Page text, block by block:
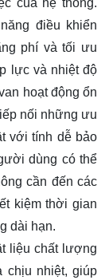
của hệ thống.
điều khiển
phí và tối ưu
lực và nhiệt độ
hoạt động ổn
nối những ưu
với tính dễ bảo
dùng có thể
cần đến các
kiệm thời gian
dài hạn.
liệu chất lượng
chịu nhiệt, giúp